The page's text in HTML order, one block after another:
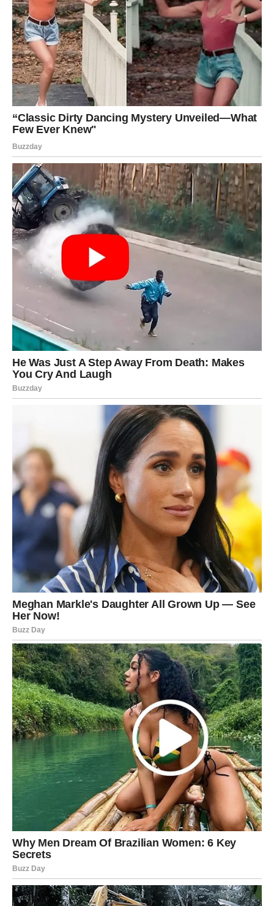
Osjećate da je vrijeme da izađete iz rutine.
Najveća promjena
Nova poznanstva i nova energija.
Život postaje mnogo zanimljiviji
Pred vama su veoma lijepi dani.
JARAC
Konačno vidite rezultate svog rada.
Ono što ste dugo gradili počinje se isplaćivati.
Najveća promjena
Profesionalni napredak.
Strpljenje donosi veliku nagradu
Pred vama su veoma važni trenuci.
Neočekivani događaj mogao bi potpuno promijeniti vaše
planove.
U početku ćete biti iznenađeni, ali kasnije ćete shvatiti
koliko vam je to bilo potrebno.
Najveća promjena
Novi životni pravac.
Sudbina vam otvara nova vrata
Pred vama su veoma posebni trenuci.
RIBE
Ribe ulaze u period emotivnog oslobađanja.
Mnoge stvari koje su vas opterećivale ostaju iza vas.
Najveća promjena
Unutrašnji mir i emotivna ravnoteža.
Duša konačno pronalazi spokoj
Pred vama su veoma emotivni trenuci.